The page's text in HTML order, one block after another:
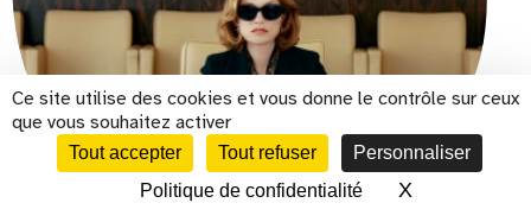
Ce site utilise des cookies et vous donne le contrôle sur ceux
que vous souhaitez activer
Tout accepter Tout refuser
Personnaliser
Politique de confidentialité
XMasquer le
CALENDRIER
LA FEMME LA PLUS RICHE
DU MONDE
Film sous-titré sourds et
malentendants